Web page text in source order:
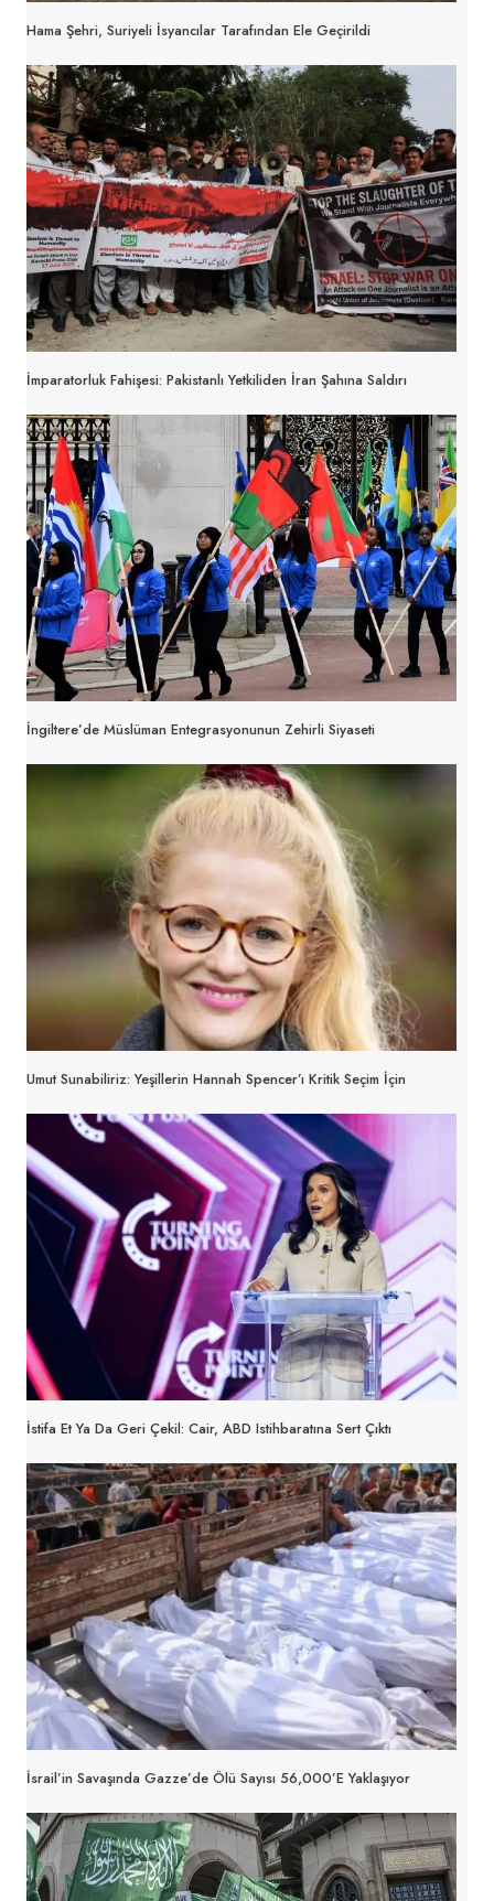
Hama Şehri, Suriyeli İsyancılar Tarafından Ele Geçirildi
İmparatorluk Fahişesi: Pakistanlı Yetkiliden İran Şahına Saldırı
İngiltere’de Müslüman Entegrasyonunun Zehirli Siyaseti
Umut Sunabiliriz: Yeşillerin Hannah Spencer’ı Kritik Seçim İçin
İstifa Et Ya Da Geri Çekil: Cair, ABD Istihbaratına Sert Çıktı
İsrail’in Savaşında Gazze’de Ölü Sayısı 56,000’e Yaklaşıyor